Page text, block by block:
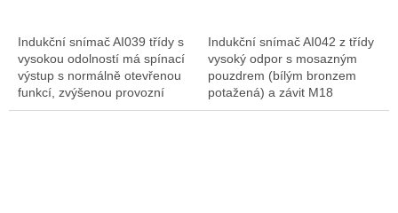
Indukční snímač AI039 třídy s
vysokou odolností má spínací
výstup s normálně otevřenou
funkcí, zvýšenou provozní
vzdáleností 7 mm a velikostí
Indukční snímač AI042 z třídy
vysoký odpor s mosazným
pouzdrem (bílým bronzem
potažená) a závit M18
naplněn vysoce IP65 / IP66 /